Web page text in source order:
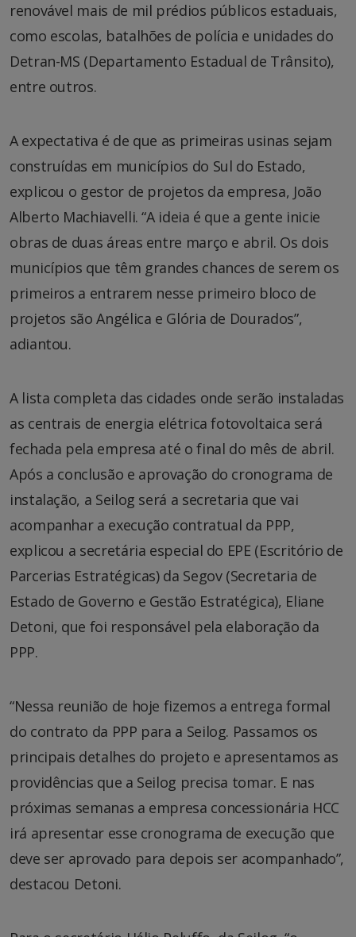
renovável mais de mil prédios públicos estaduais,
como escolas, batalhões de polícia e unidades do
Detran-MS (Departamento Estadual de Trânsito),
entre outros.
A expectativa é de que as primeiras usinas sejam
construídas em municípios do Sul do Estado,
explicou o gestor de projetos da empresa, João
Alberto Machiavelli. “A ideia é que a gente inicie
obras de duas áreas entre março e abril. Os dois
municípios que têm grandes chances de serem os
primeiros a entrarem nesse primeiro bloco de
projetos são Angélica e Glória de Dourados”,
adiantou.
A lista completa das cidades onde serão instaladas
as centrais de energia elétrica fotovoltaica será
fechada pela empresa até o final do mês de abril.
Após a conclusão e aprovação do cronograma de
instalação, a Seilog será a secretaria que vai
acompanhar a execução contratual da PPP,
explicou a secretária especial do EPE (Escritório de
Parcerias Estratégicas) da Segov (Secretaria de
Estado de Governo e Gestão Estratégica), Eliane
Detoni, que foi responsável pela elaboração da
PPP.
“Nessa reunião de hoje fizemos a entrega formal
do contrato da PPP para a Seilog. Passamos os
principais detalhes do projeto e apresentamos as
providências que a Seilog precisa tomar. E nas
próximas semanas a empresa concessionária HCC
irá apresentar esse cronograma de execução que
deve ser aprovado para depois ser acompanhado”,
destacou Detoni.